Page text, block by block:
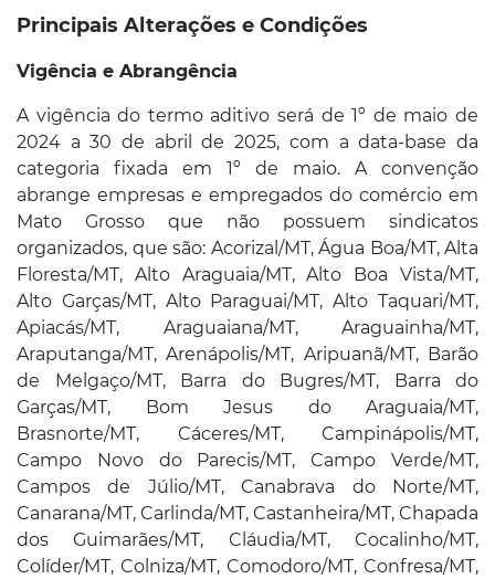
Principais Alterações e Condições
Vigência e Abrangência
A vigência do termo aditivo será de 1º de maio de
2024 a 30 de abril de 2025, com a data-base da
categoria fixada em 1º de maio. A convenção
abrange empresas e empregados do comércio em
Mato Grosso que não possuem sindicatos
organizados, que são: Acorizal/MT, Água Boa/MT, Alta
Floresta/MT, Alto Araguaia/MT, Alto Boa Vista/MT,
Alto Garças/MT, Alto Paraguai/MT, Alto Taquari/MT,
Apiacás/MT, Araguaiana/MT, Araguainha/MT,
Araputanga/MT, Arenápolis/MT, Aripuanã/MT, Barão
de Melgaço/MT, Barra do Bugres/MT, Barra do
Garças/MT, Bom Jesus do Araguaia/MT,
Brasnorte/MT, Cáceres/MT, Campinápolis/MT,
Campo Novo do Parecis/MT, Campo Verde/MT,
Campos de Júlio/MT, Canabrava do Norte/MT,
Canarana/MT, Carlinda/MT, Castanheira/MT, Chapada
dos Guimarães/MT, Cláudia/MT, Cocalinho/MT,
Colíder/MT, Colniza/MT, Comodoro/MT, Confresa/MT,